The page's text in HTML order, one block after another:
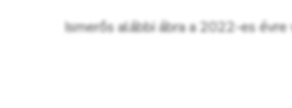
Ismerős alábbi ábra a 2022-es évre